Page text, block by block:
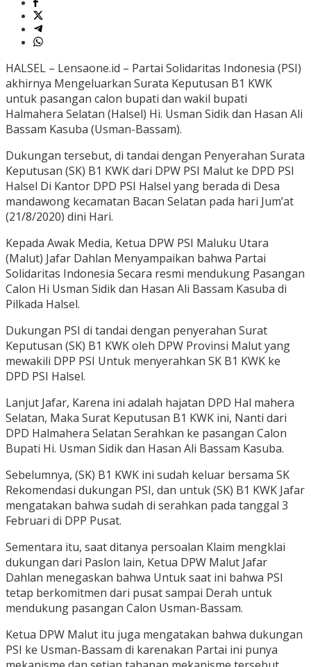
HALSEL – Lensaone.id – Partai Solidaritas Indonesia (PSI)
akhirnya Mengeluarkan Surata Keputusan B1 KWK
untuk pasangan calon bupati dan wakil bupati
Halmahera Selatan (Halsel) Hi. Usman Sidik dan Hasan Ali
Bassam Kasuba (Usman-Bassam).
Dukungan tersebut, di tandai dengan Penyerahan Surata
Keputusan (SK) B1 KWK dari DPW PSI Malut ke DPD PSI
Halsel Di Kantor DPD PSI Halsel yang berada di Desa
mandawong kecamatan Bacan Selatan pada hari Jum’at
(21/8/2020) dini Hari.
Kepada Awak Media, Ketua DPW PSI Maluku Utara
(Malut) Jafar Dahlan Menyampaikan bahwa Partai
Solidaritas Indonesia Secara resmi mendukung Pasangan
Calon Hi Usman Sidik dan Hasan Ali Bassam Kasuba di
Pilkada Halsel.
Dukungan PSI di tandai dengan penyerahan Surat
Keputusan (SK) B1 KWK oleh DPW Provinsi Malut yang
mewakili DPP PSI Untuk menyerahkan SK B1 KWK ke
DPD PSI Halsel.
Lanjut Jafar, Karena ini adalah hajatan DPD Hal mahera
Selatan, Maka Surat Keputusan B1 KWK ini, Nanti dari
DPD Halmahera Selatan Serahkan ke pasangan Calon
Bupati Hi. Usman Sidik dan Hasan Ali Bassam Kasuba.
Sebelumnya, (SK) B1 KWK ini sudah keluar bersama SK
Rekomendasi dukungan PSI, dan untuk (SK) B1 KWK Jafar
mengatakan bahwa sudah di serahkan pada tanggal 3
Februari di DPP Pusat.
Sementara itu, saat ditanya persoalan Klaim mengklai
dukungan dari Paslon lain, Ketua DPW Malut Jafar
Dahlan menegaskan bahwa Untuk saat ini bahwa PSI
tetap berkomitmen dari pusat sampai Derah untuk
mendukung pasangan Calon Usman-Bassam.
Ketua DPW Malut itu juga mengatakan bahwa dukungan
PSI ke Usman-Bassam di karenakan Partai ini punya